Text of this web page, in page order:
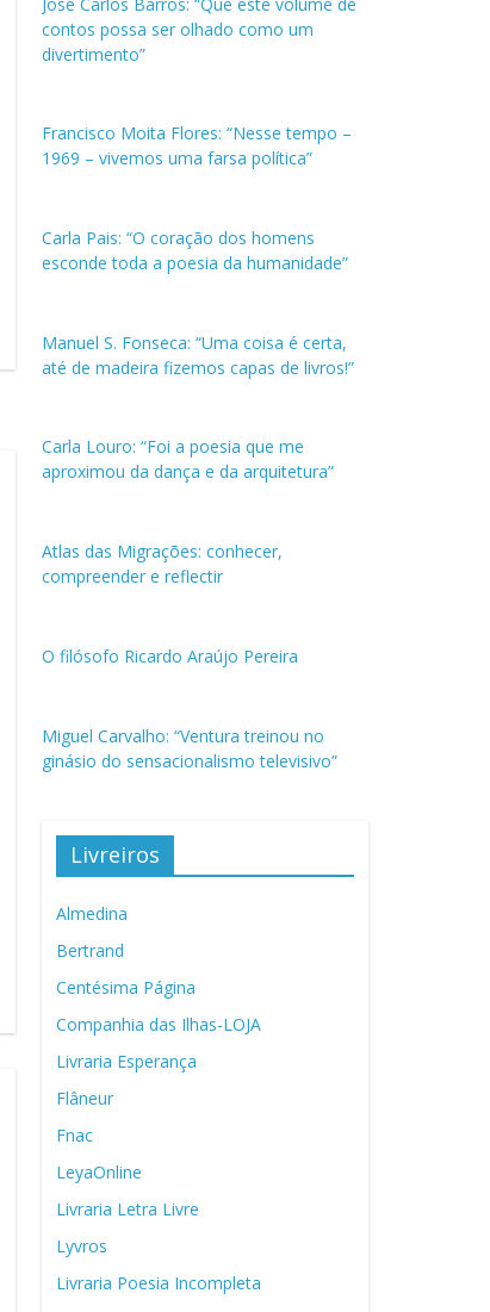
contos possa ser olhado como um
divertimento”
Francisco Moita Flores: “Nesse tempo –
1969 – vivemos uma farsa política”
Carla Pais: “O coração dos homens
esconde toda a poesia da humanidade”
Manuel S. Fonseca: “Uma coisa é certa,
até de madeira fizemos capas de livros!”
Carla Louro: “Foi a poesia que me
aproximou da dança e da arquitetura”
Atlas das Migrações: conhecer,
compreender e reflectir
O filósofo Ricardo Araújo Pereira
Miguel Carvalho: “Ventura treinou no
ginásio do sensacionalismo televisivo”
Livreiros
Almedina
Bertrand
Centésima Página
Companhia das Ilhas-LOJA
Livraria Esperança
Flâneur
Fnac
LeyaOnline
Livraria Letra Livre
Lyvros
Livraria Poesia Incompleta